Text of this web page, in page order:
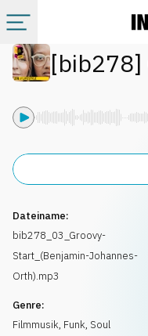
Kategorien
Alle Alben
Playlists
Lizenzen
[bib278]
Dateiname:
bib278_03_Groovy-
Start_(Benjamin-Johannes-
Orth).mp3
Genre:
Filmmusik, Funk, Soul